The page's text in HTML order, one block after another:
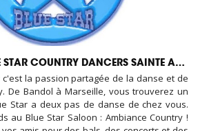
MASSALIA BLUE STAR COUNTRY DANCERS SAINTE ANNE
c'est la passion partagée de la danse et de
De Bandol à Marseille, vous trouverez un
Star a deux pas de danse de chez vous.
au Blue Star Saloon : Ambiance Country !